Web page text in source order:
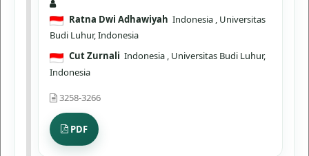
Ratna Dwi Adhawiyah Indonesia , Universitas
Budi Luhur, Indonesia
Cut Zurnali Indonesia , Universitas Budi Luhur,
Indonesia
3258-3266
PDF